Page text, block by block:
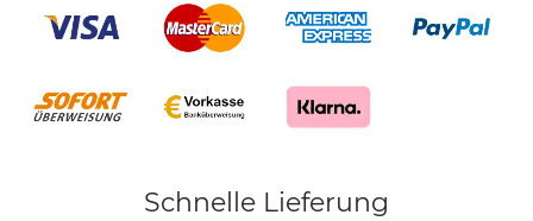
Schnelle Lieferung